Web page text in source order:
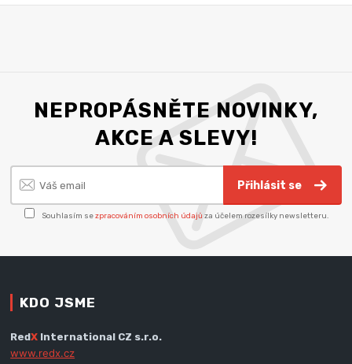
NEPROPÁSNĚTE NOVINKY,
AKCE A SLEVY!
Přihlásit se
Souhlasím sezpracováním osobních údajů za účelem rozesílky newsletteru.
KDO JSME
RedX International CZ s.r.o.
www.redx.cz